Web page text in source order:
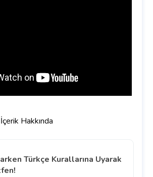
İçerik Hakkında
Türkçe Kurallarına Uyarak